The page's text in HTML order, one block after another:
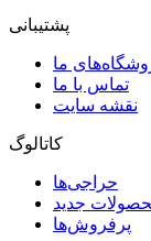
پشتیبانی
ما
تماس با ما
نقشه سایت
کاتالوگ
حراجی‌ها
جدید
پرفروش‌ها